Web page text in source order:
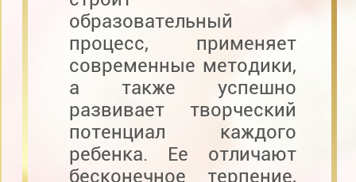
образовательный
процесс, применяет
современные методики,
а также успешно
развивает творческий
потенциал каждого
ребенка. Ее отличают
бесконечное терпение,